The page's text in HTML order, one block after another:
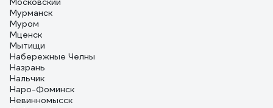
Мурманск
Муром
Мценск
Мытищи
Набережные Челны
Назрань
Нальчик
Наро-Фоминск
Невинномысск